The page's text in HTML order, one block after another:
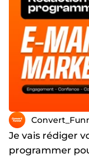
Je vais rédiger
programmer